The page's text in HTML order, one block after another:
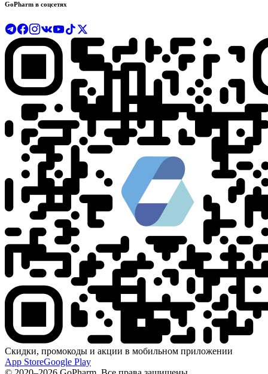
GoPharm в соцсетях
Скидки, промокоды и акции в мобильном приложении
App StoreGoogle Play